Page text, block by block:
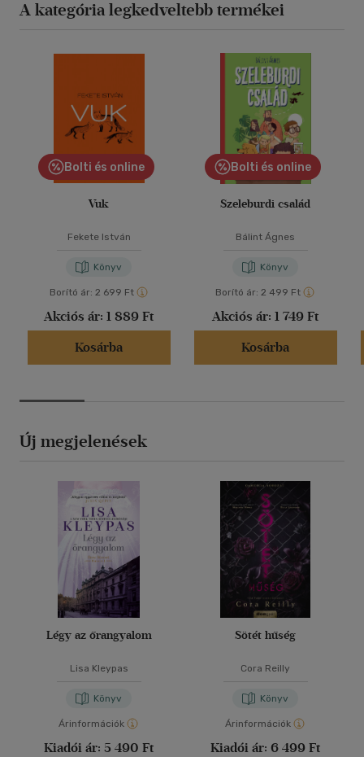
A kategória legkedveltebb termékei
Bolti és online
Vuk
Fekete István
Könyv
Borító ár: 2 699 Ft
Akciós ár: 1 889 Ft
Kosárba
Bolti és online
Szeleburdi család
Bálint Ágnes
Könyv
Borító ár: 2 499 Ft
Akciós ár: 1 749 Ft
Kosárba
Új megjelenések
Légy az őrangyalom
Lisa Kleypas
Könyv
Árinformációk
Kiadói ár: 5 490 Ft
Sötét hűség
Cora Reilly
Könyv
Árinformációk
Kiadói ár: 6 499 Ft